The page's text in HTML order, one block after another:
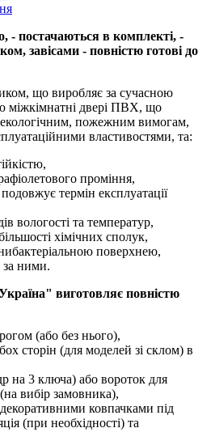
- постачаються в комплекті, -
завісами - повністю готові до
що виробляє за сучасною
міжкімнатні двері ПВХ, що
екологічним, пожежним вимогам,
властивостями, та:
проміння,
термін експлуатації
вологості та температур,
хімічних сполук,
поверхнею,
за ними.
виготовляє повністю
(або без нього),
сторін (для моделей зі склом) в
на 3 ключа) або вороток для
вибір замовника),
декоративними ковпачками під
(при необхідності) та